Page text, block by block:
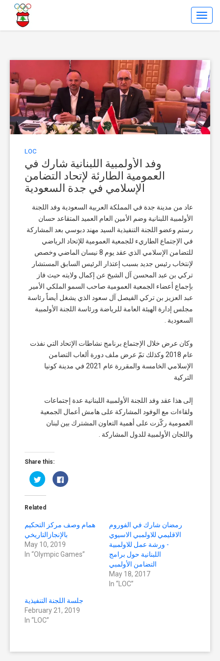
LOC
وفد الأولمبية اللبنانية شارك في
العمومية الطارئة لإتحاد التضامن
الإسلامي في جدة السعودية
عاد من مدينة جدة في المملكة العربية السعودية وفد اللجنة
الأولمبية اللبنانية وضم الأمين العام العميد المتقاعد حسان
رستم وعضو اللجنة التنفيذية السيد مهند دبوسي بعد المشاركة
في الإجتماع الطاريء للجمعية العمومية للإتحاد الرياضي
للتضامن الإسلامي الذي عقد يوم 8 نيسان الماضي وخصص
لإنتخاب رئيس جديد بسبب إعتذار الرئيس السابق المستشار
تركي بن عبد المحسن آل الشيخ عن إكمال ولايته حيث فاز
بإجماع أعضاء الجمعية العمومية صاحب السمو الملكي الأمير
عبد العزيز بن تركي الفيصل آل سعود الذي يشغل أيضاً رئاسة
مجلس إدارة الهيئة العامة للرياضة ورئاسة اللجنة الأولمبية
السعودية .
وكان عرض خلال الإجتماع برنامج نشاطات الإتحاد التي نفذت
عام 2018 وكذلك تمّ عرض ملف دورة ألعاب التضامن
الإسلامي الخامسة والمقررة عام 2021 في مدينة كونيا
التركية
إلى هذا عقد وفد اللجنة الأولمبية اللبنانية عدة إجتماعات
ولقاءات مع الوفود المشاركة على هامش أعمال الجمعية
العمومية ركّزت على أهمية التعاون المشترك بين لبنان
واللجان الأولمبية للدول المشاركة .
Share this:
Click
to
share
on
(Opens
window)
Click
to
window)
Related
همام وصف مركز التحكيم
بالإنجازالتاريخي
May 10, 2019
In “Olympic Games”
رمضان شارك في الفوروم
الاقليمي للاولمبي الاسيوي
- ورشة عمل للاولمبية
اللبنانية حول برامج
التضامن الأولمبي
May 18, 2017
In “LOC”
جلسة اللجنة التنفيذية
February 21, 2019
In “LOC”